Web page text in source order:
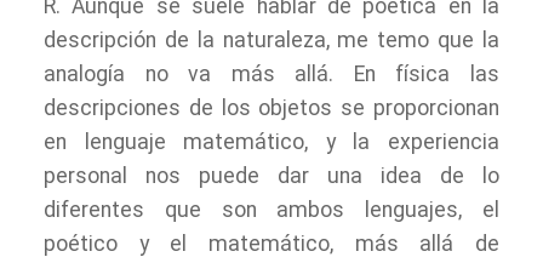
R. Aunque se suele hablar de poética en la
descripción de la naturaleza, me temo que la
analogía no va más allá. En física las
descripciones de los objetos se proporcionan
en lenguaje matemático, y la experiencia
personal nos puede dar una idea de lo
diferentes que son ambos lenguajes, el
poético y el matemático, más allá de